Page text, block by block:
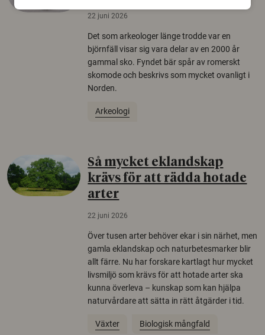
22 juni 2026
Det som arkeologer länge trodde var en
björnfäll visar sig vara delar av en 2000 år
gammal sko. Fyndet bär spår av romerskt
skomode och beskrivs som mycket ovanligt i
Norden.
Arkeologi
Så mycket eklandskap
krävs för att rädda hotade
arter
22 juni 2026
Över tusen arter behöver ekar i sin närhet, men
gamla eklandskap och naturbetesmarker blir
allt färre. Nu har forskare kartlagt hur mycket
livsmiljö som krävs för att hotade arter ska
kunna överleva – kunskap som kan hjälpa
naturvårdare att sätta in rätt åtgärder i tid.
Växter Biologisk mångfald